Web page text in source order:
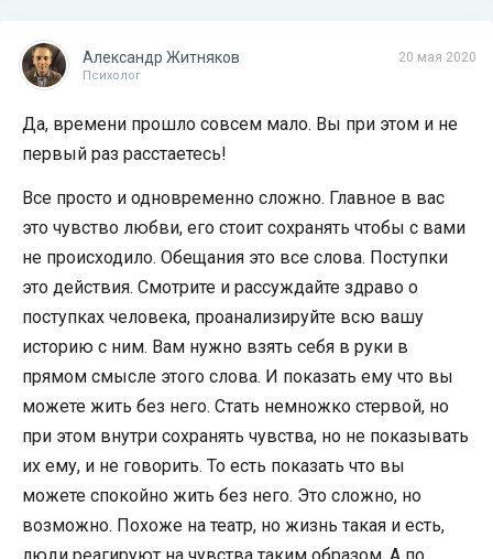
20 мая 2020
Александр Житняков
Психолог
Да, времени прошло совсем мало. Вы при этом и не
первый раз расстаетесь!
Все просто и одновременно сложно. Главное в вас
это чувство любви, его стоит сохранять чтобы с вами
не происходило. Обещания это все слова. Поступки
это действия. Смотрите и рассуждайте здраво о
поступках человека, проанализируйте всю вашу
историю с ним. Вам нужно взять себя в руки в
прямом смысле этого слова. И показать ему что вы
можете жить без него. Стать немножко стервой, но
при этом внутри сохранять чувства, но не показывать
их ему, и не говорить. То есть показать что вы
можете спокойно жить без него. Это сложно, но
возможно. Похоже на театр, но жизнь такая и есть,